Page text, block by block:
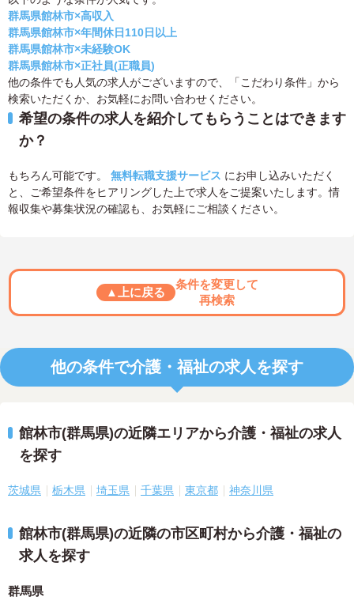
群馬県館林市×高収入
群馬県館林市×年間休日110日以上
群馬県館林市×未経験OK
群馬県館林市×正社員(正職員)
他の条件でも人気の求人がございますので、「こだわり条件」から
検索いただくか、お気軽にお問い合わせください。
希望の条件の求人を紹介してもらうことはできます
か？
もちろん可能です。 無料転職支援サービス にお申し込みいただく
と、ご希望条件をヒアリングした上で求人をご提案いたします。情
報収集や募集状況の確認も、お気軽にご相談ください。
▲上に戻る
条件を変更して
再検索
他の条件で介護・福祉の求人を探す
館林市(群馬県)の近隣エリアから介護・福祉の求人
を探す
茨城県 栃木県 埼玉県 千葉県 東京都 神奈川県
館林市(群馬県)の近隣の市区町村から介護・福祉の
求人を探す
群馬県